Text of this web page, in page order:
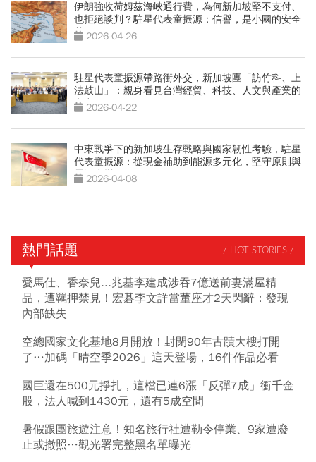
伊朗強收荷姆茲海峽通行費，為何新加坡堅不支付、
也拒絕談判？駐星代表童振源：信譽，是小國的安全
基石2026-04-26
駐星代表童振源帶路衝外交，新加坡團「訪竹科、上
法鼓山」：親身看見台灣經貿、科技、人文與產業的
實力2026-04-22
中東戰爭下的新加坡生存戰略與國家韌性考驗，駐星
代表童振源：從現金補助到能源多元化，堅守原則與
靈活應變
2026-04-08
熱門話題 / HOT STORIES /
愛馬仕、香奈兒...兆基李建成涉吞7億送前妻滿屋精
品，遭羈押禁見！宏碁李文詳當董座才2天閃辭：發現
內部缺失
空總國家文化基地8月開放！封閉90年古蹟大樓打開
了…加碼「晴空季2026」這天登場，16件作品必看
國巨還在500元掙扎，這檔已連6漲「反彈7成」衝千金
股，法人喊到1430元，還有5成空間
暑假跟團旅遊注意！知名旅行社遭勒令停業、9家遭廢
止或撤照…觀光署完整黑名單曝光